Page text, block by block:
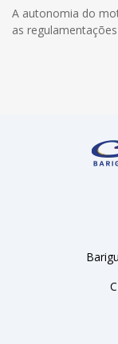
A autonomia do
as